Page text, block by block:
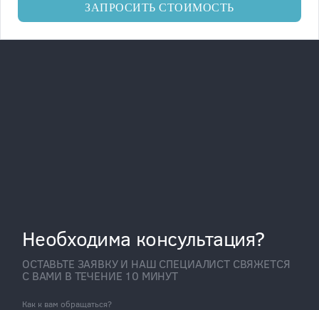
ЗАПРОСИТЬ СТОИМОСТЬ
Необходима консультация?
ОСТАВЬТЕ ЗАЯВКУ И НАШ СПЕЦИАЛИСТ СВЯЖЕТСЯ
С ВАМИ В ТЕЧЕНИЕ 10 МИНУТ
Как к вам обращаться?